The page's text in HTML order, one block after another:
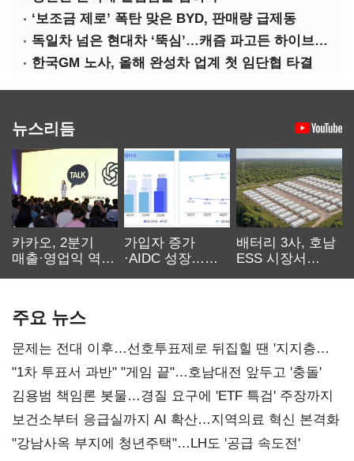
‘보조금 제로’ 폭탄 맞은 BYD, 판매량 급제동
독일차 넘은 현대차 ‘뚝심’…캐즘 파고든 하이브리드 역전극
한국GM 노사, 올해 완성차 업계 첫 임단협 타결
뉴스리듬
카카오, 2분기
매출·영업익 역대
가입자 증가
·AIDC 성장…
배터리 3사, 호남
ESS 시장서
주요 뉴스
문제는 전대 이후…선호투표제로 뒤집힐 땐 '지지층
불복'
"1차 투표서 과반" "게임 끝"…호남대전 앞두고 '충돌'
김용범 책임론 봇물…경질 요구에 'ETF 특검' 주장까지
보건소부터 응급실까지 AI 확산…지역의료 혁신 본격화
"강남사옥 부지에 청년주택"…LH도 '공급 속도전'